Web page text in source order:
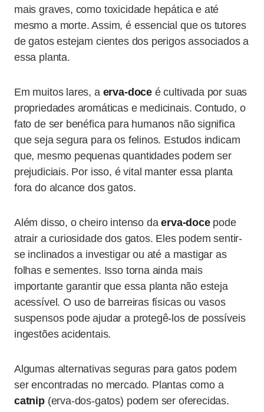
mais graves, como toxicidade hepática e até
mesmo a morte. Assim, é essencial que os tutores
de gatos estejam cientes dos perigos associados a
essa planta.
Em muitos lares, a erva-doceé cultivada por suas
propriedades aromáticas e medicinais. Contudo, o
fato de ser benéfica para humanos não significa
que seja segura para os felinos. Estudos indicam
que, mesmo pequenas quantidades podem ser
prejudiciais. Por isso, é vital manter essa planta
fora do alcance dos gatos.
Além disso, o cheiro intenso daerva-docepode
atrair a curiosidade dos gatos. Eles podem sentir-
se inclinados a investigar ou até a mastigar as
folhas e sementes. Isso torna ainda mais
importante garantir que essa planta não esteja
acessível. O uso de barreiras físicas ou vasos
suspensos pode ajudar a protegê-los de possíveis
ingestões acidentais.
Algumas alternativas seguras para gatos podem
ser encontradas no mercado. Plantas como a
catnip(erva-dos-gatos) podem ser oferecidas.